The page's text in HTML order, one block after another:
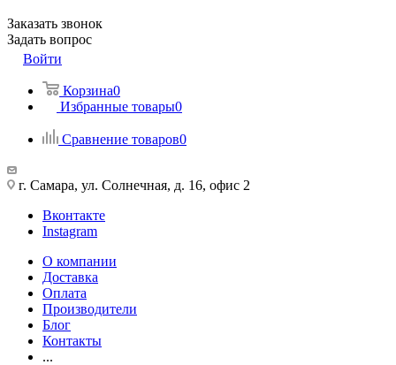
Заказать звонок
Задать вопрос
Войти
Корзина0
Избранные товары0
Сравнение товаров0
г. Самара, ул. Солнечная, д. 16, офис 2
Вконтакте
Instagram
О компании
Доставка
Оплата
Производители
Блог
Контакты
...